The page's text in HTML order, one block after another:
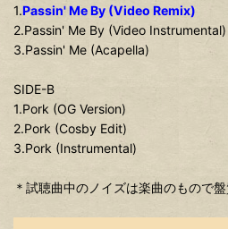
1.Passin' Me By (Video Remix)
2.Passin' Me By (Video Instrumental)
3.Passin' Me (Acapella)
SIDE-B
1.Pork (OG Version)
2.Pork (Cosby Edit)
3.Pork (Instrumental)
＊試聴曲中のノイズは楽曲のもので